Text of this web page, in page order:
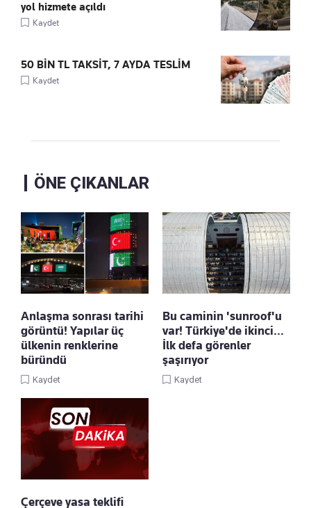
yol hizmete açıldı
Kaydet
50 BİN TL TAKSİT, 7 AYDA TESLİM
Kaydet
ÖNE ÇIKANLAR
Anlaşma sonrası tarihi
görüntü! Yapılar üç
ülkenin renklerine
büründü
Kaydet
Bu caminin 'sunroof'u
var! Türkiye'de ikinci...
İlk defa görenler
şaşırıyor
Kaydet
Çerçeve yasa teklifi